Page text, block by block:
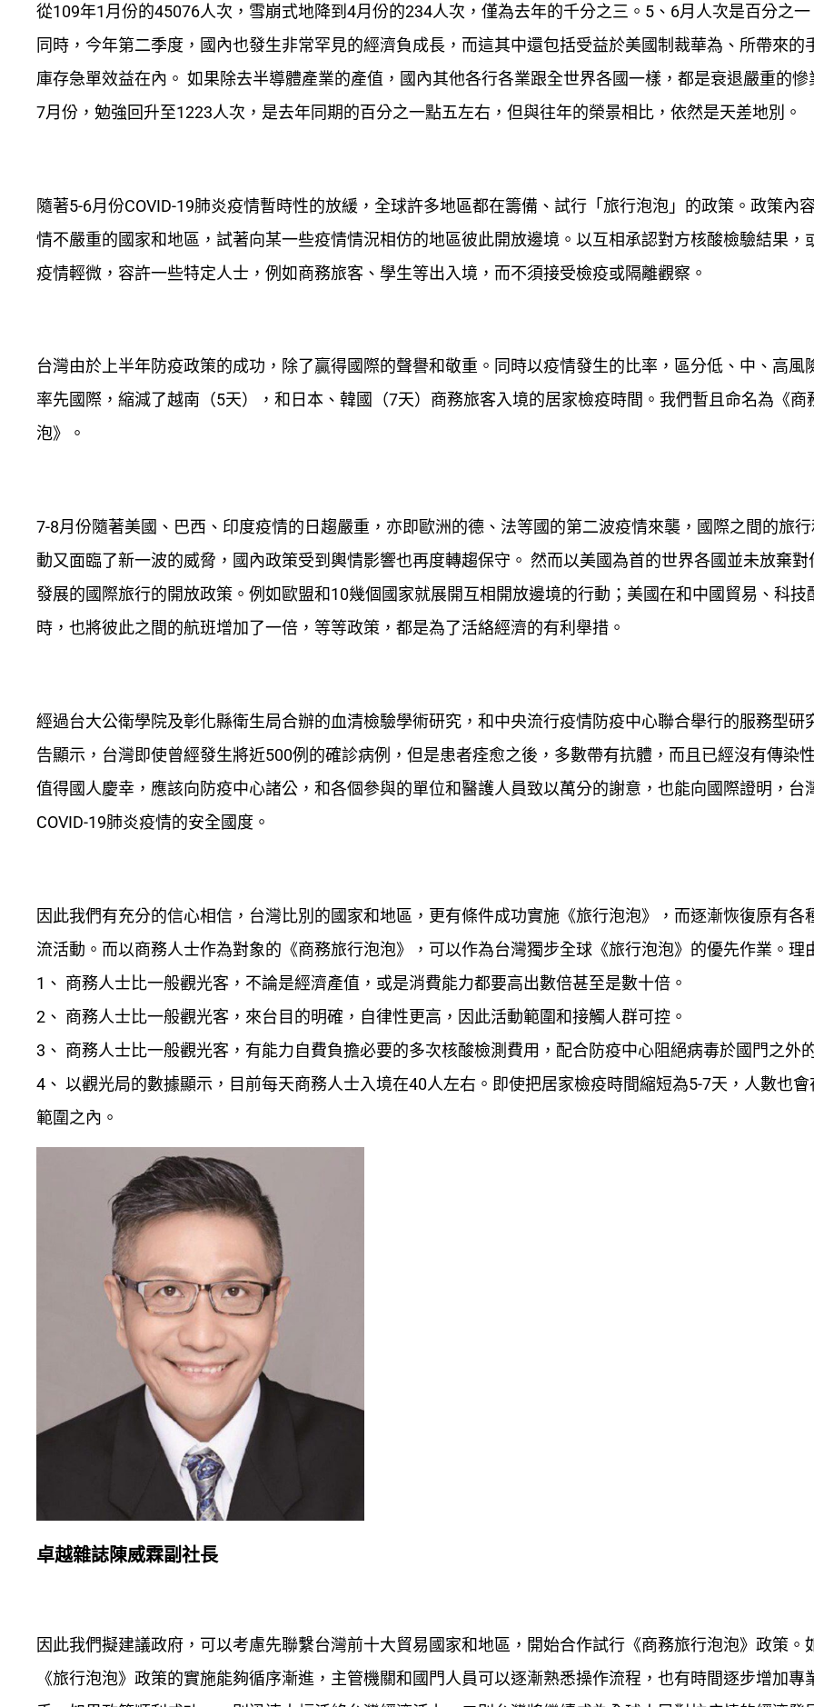
從109年1月份的45076人次，雪崩式地降到4月份的234人次，僅為去年的千分之三。5、6月人次是百分之一
同時，今年第二季度，國內也發生非常罕見的經濟負成長，而這其中還包括受益於美國制裁華為、所帶來的
庫存急單效益在內。 如果除去半導體產業的產值，國內其他各行各業跟全世界各國一樣，都是衰退嚴重的慘
7月份，勉強回升至1223人次，是去年同期的百分之一點五左右，但與往年的榮景相比，依然是天差地別。
隨著5-6月份COVID-19肺炎疫情暫時性的放緩，全球許多地區都在籌備、試行「旅行泡泡」的政策。政策內
情不嚴重的國家和地區，試著向某一些疫情情況相仿的地區彼此開放邊境。以互相承認對方核酸檢驗結果，
疫情輕微，容許一些特定人士，例如商務旅客、學生等出入境，而不須接受檢疫或隔離觀察。
台灣由於上半年防疫政策的成功，除了贏得國際的聲譽和敬重。同時以疫情發生的比率，區分低、中、高風
率先國際，縮減了越南（5天），和日本、韓國（7天）商務旅客入境的居家檢疫時間。我們暫且命名為《商
泡》。
7-8月份隨著美國、巴西、印度疫情的日趨嚴重，亦即歐洲的德、法等國的第二波疫情來襲，國際之間的旅
動又面臨了新一波的威脅，國內政策受到輿情影響也再度轉趨保守。 然而以美國為首的世界各國並未放棄對
發展的國際旅行的開放政策。例如歐盟和10幾個國家就展開互相開放邊境的行動；美國在和中國貿易、科技
時，也將彼此之間的航班增加了一倍，等等政策，都是為了活絡經濟的有利舉措。
經過台大公衛學院及彰化縣衛生局合辦的血清檢驗學術研究，和中央流行疫情防疫中心聯合舉行的服務型研
告顯示，台灣即使曾經發生將近500例的確診病例，但是患者痊愈之後，多數帶有抗體，而且已經沒有傳染
值得國人慶幸，應該向防疫中心諸公，和各個參與的單位和醫護人員致以萬分的謝意，也能向國際證明，台
COVID-19肺炎疫情的安全國度。
因此我們有充分的信心相信，台灣比別的國家和地區，更有條件成功實施《旅行泡泡》，而逐漸恢復原有各
流活動。而以商務人士作為對象的《商務旅行泡泡》，可以作為台灣獨步全球《旅行泡泡》的優先作業。理
1、 商務人士比一般觀光客，不論是經濟產值，或是消費能力都要高出數倍甚至是數十倍。
2、 商務人士比一般觀光客，來台目的明確，自律性更高，因此活動範圍和接觸人群可控。
3、 商務人士比一般觀光客，有能力自費負擔必要的多次核酸檢測費用，配合防疫中心阻絕病毒於國門之外
4、 以觀光局的數據顯示，目前每天商務人士入境在40人左右。即使把居家檢疫時間縮短為5-7天，人數也
範圍之內。
卓越雜誌陳威霖副社長
因此我們擬建議政府，可以考慮先聯繫台灣前十大貿易國家和地區，開始合作試行《商務旅行泡泡》政策。
《旅行泡泡》政策的實施能夠循序漸進，主管機關和國門人員可以逐漸熟悉操作流程，也有時間逐步增加專